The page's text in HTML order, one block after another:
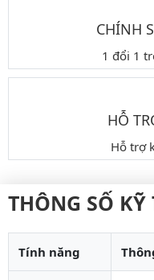
CHÍNH
1 đổi 1
HỖ
Hỗ trợ
THÔNG SỐ KỸ
Tính năng